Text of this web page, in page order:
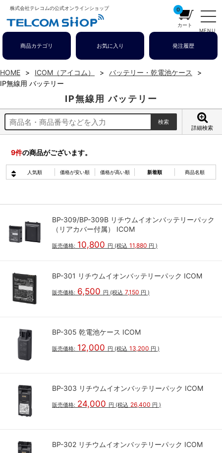
株式会社テレコムの公式オンラインショップ
MENU
0
カート
商品カテゴリ お気に入り 発注履歴
HOME ICOM（アイコム）
バッテリー・乾電池ケース
IP無線用 バッテリー
IP無線用 バッテリー
詳細検索
9件の商品がございます。
人気順 価格が安い順 価格が高い順 新着順 商品名順
BP-309/BP-309B リチウムイオンバッテリーパック
（リアカバー付属） ICOM
販売価格: 10,800 円 (税込 11,880 円 )
BP-301 リチウムイオンバッテリーパック ICOM
販売価格: 6,500 円 (税込 7,150 円 )
BP-305 乾電池ケース ICOM
販売価格: 12,000 円 (税込 13,200 円 )
BP-303 リチウムイオンバッテリーパック ICOM
販売価格: 24,000 円 (税込 26,400 円 )
BP-302 リチウムイオンバッテリーパック ICOM